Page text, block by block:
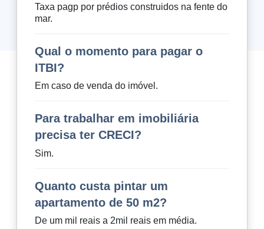
Taxa pagp por prédios construidos na fente do
mar.
Qual o momento para pagar o
ITBI?
Em caso de venda do imóvel.
Para trabalhar em imobiliária
precisa ter CRECI?
Sim.
Quanto custa pintar um
apartamento de 50 m2?
De um mil reais a 2mil reais em média.